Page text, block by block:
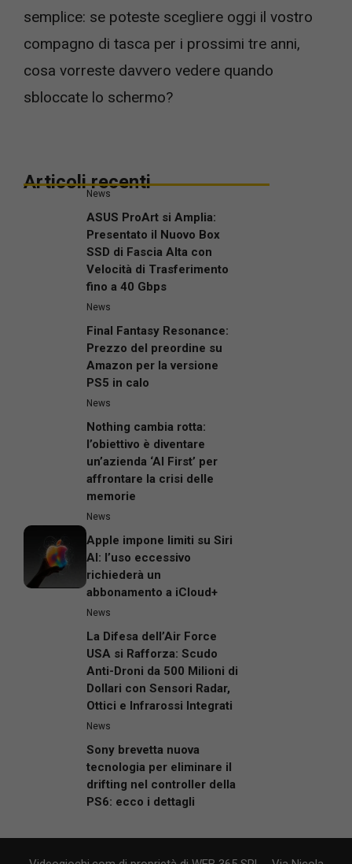
semplice: se poteste scegliere oggi il vostro
compagno di tasca per i prossimi tre anni,
cosa vorreste davvero vedere quando
sbloccate lo schermo?
Articoli recenti
News
ASUS ProArt si Amplia:
Presentato il Nuovo Box
SSD di Fascia Alta con
Velocità di Trasferimento
fino a 40 Gbps
News
Final Fantasy Resonance:
Prezzo del preordine su
Amazon per la versione
PS5 in calo
News
Nothing cambia rotta:
l’obiettivo è diventare
un’azienda ‘AI First’ per
affrontare la crisi delle
memorie
News
Apple impone limiti su Siri
AI: l’uso eccessivo
richiederà un
abbonamento a iCloud+
News
La Difesa dell’Air Force
USA si Rafforza: Scudo
Anti-Droni da 500 Milioni di
Dollari con Sensori Radar,
Ottici e Infrarossi Integrati
News
Sony brevetta nuova
tecnologia per eliminare il
drifting nel controller della
PS6: ecco i dettagli